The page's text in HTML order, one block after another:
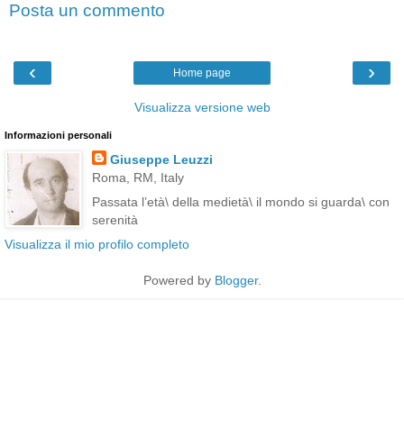
Posta un commento
‹ ›
Home page
Visualizza versione web
Informazioni personali
Giuseppe Leuzzi
Roma, RM, Italy
Passata l’età\ della medietà\ il mondo si guarda\ con
serenità
Visualizza il mio profilo completo
Powered by Blogger.